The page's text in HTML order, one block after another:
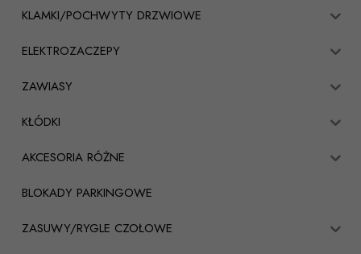
KLAMKI/POCHWYTY DRZWIOWE
ELEKTROZACZEPY
ZAWIASY
KŁÓDKI
AKCESORIA RÓŻNE
BLOKADY PARKINGOWE
ZASUWY/RYGLE CZOŁOWE